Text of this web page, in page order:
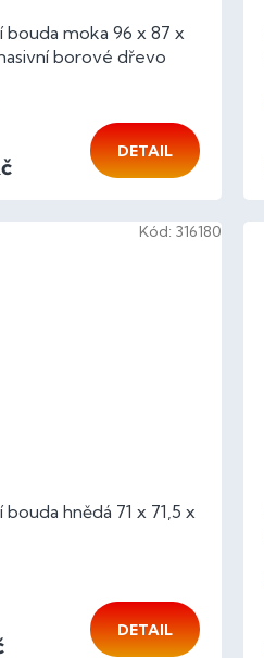
bouda moka 96 x 87 x
borové dřevo
DETAIL
bouda hnědá 71 x 71,5 x
DETAIL
Kód: 316180